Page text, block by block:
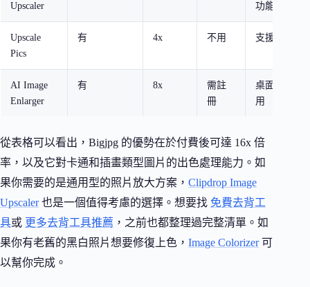
Upscaler
功能
Upscale
Pics
有 4x 不用 支援背景移
AI Image
Enlarger
有 8x
需註
冊
桌面版軟體
用
從表格可以看出，Bigjpg 的優勢在於付費後可達 16x 倍
率，以及它對卡通和插畫類型圖片的出色處理能力。如
果你需要的是通用型的照片放大方案， Clipdrop Image
Upscaler也是一個值得考慮的選擇。想要找 免費去背工
具或 更多去背工具推薦 ，之前也都整理過完整清單。如
果你有老舊的黑白照片想要修復上色， Image Colorizer可
以幫你完成。